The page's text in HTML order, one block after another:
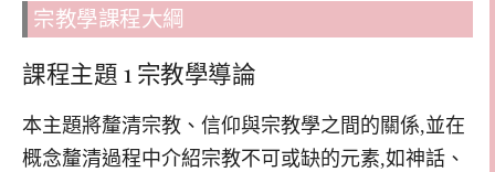
宗教學課程大綱
課程主題 1 宗教學導論
本主題將釐清宗教、信仰與宗教學之間的關係,並在
概念釐清過程中介紹宗教不可或缺的元素,如神話、